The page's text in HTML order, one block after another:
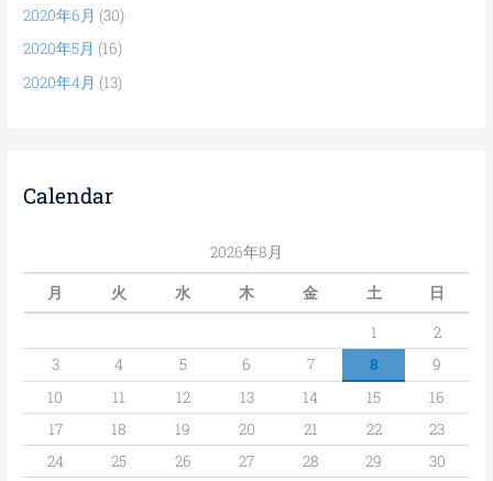
2020年6月 (30)
2020年5月 (16)
2020年4月 (13)
Calendar
2026年8月
月 火 水 木 金 土
日
1
2
3
4 5 6 7 8
9
10
11 12 13 14 15
16
17
18 19 20 21 22
23
24
25 26 27 28 29
30